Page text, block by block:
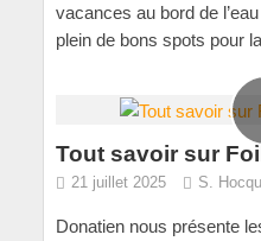
vacances au bord de
plein de bons spots pour
Tout savoir sur
21 juillet 2025 S.
Donatien nous présente